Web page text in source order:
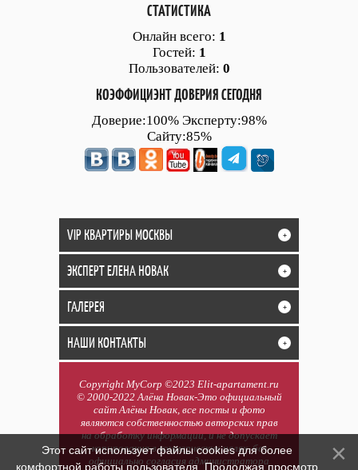
СТАТИСТИКА
Онлайн всего: 1
Гостей: 1
Пользователей: 0
КОЭФФИЦИЭНТ ДОВЕРИЯ СЕГОДНЯ
Доверие:100% Эксперту:98%
Сайту:85%
VIP КВАРТИРЫ МОСКВЫ +
ЭКСПЕРТ ЕЛЕНА НОВАК +
ГАЛЕРЕЯ +
НАШИ КОНТАКТЫ +
Copyright MyCorp ©2023 Elit-apartament.ru
© 2000-2022 Алёна Новак-Это официальный
сайт Алёны Новак, все посты и фото
являются собственностью авторских прав
на обработку информации, и не допускает
копирования в коммерческих целях, без
официально согласия администратора
Этот сайт использует файлы cookies для более
комфортной работы пользователя. Продолжая просмотр